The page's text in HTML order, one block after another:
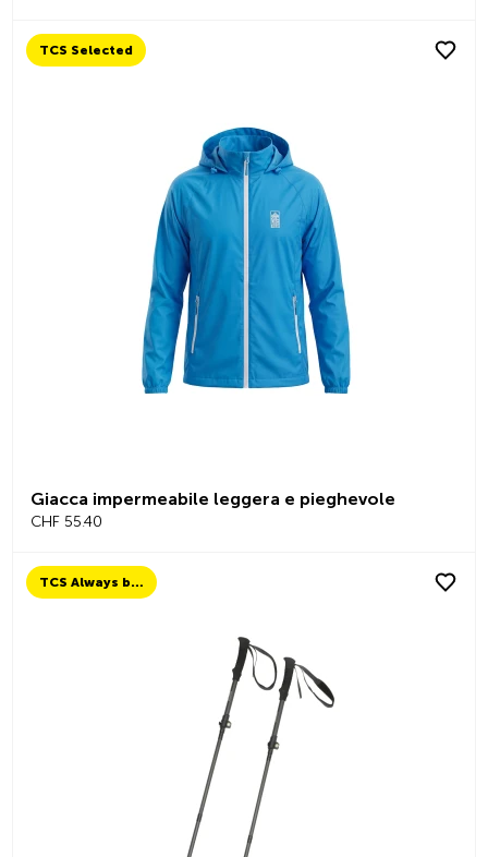
TCS Selected
Giacca impermeabile leggera e pieghevole
CHF 55.40
TCS Always by my side